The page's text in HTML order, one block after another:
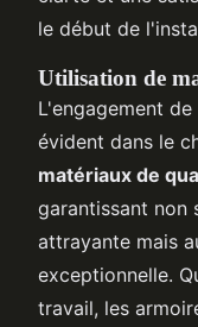
le début de
Utilisation de
L'engagement
évident dans le
matériaux de
garantissant non
attrayante mais
exceptionnelle.
travail, les